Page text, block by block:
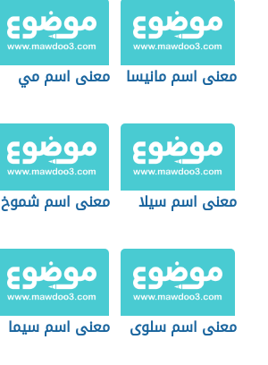
معنى اسم مانيسا معنى اسم مي
معنى اسم سيلا معنى اسم شموخ
معنى اسم سلوى معنى اسم سيما